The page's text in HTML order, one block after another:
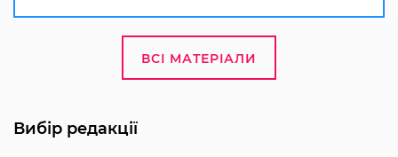
ВСІ МАТЕРІАЛИ
Вибір редакції